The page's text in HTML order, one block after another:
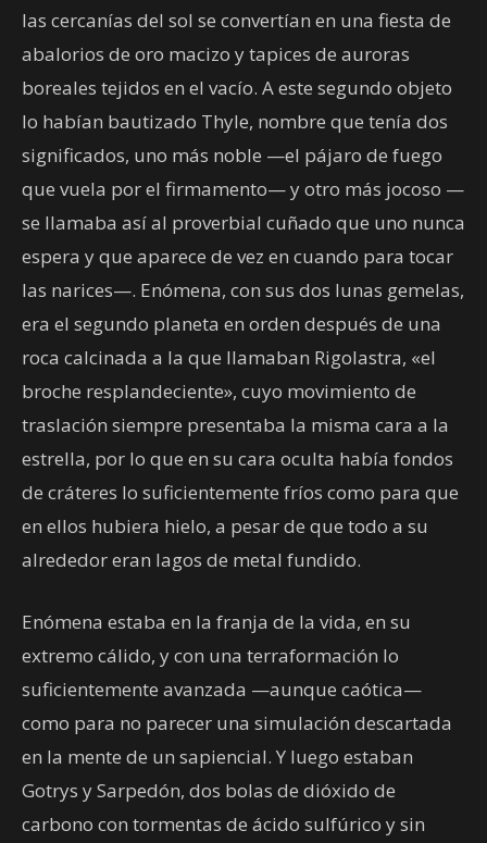
las cercanías del sol se convertían en una fiesta de
abalorios de oro macizo y tapices de auroras
boreales tejidos en el vacío. A este segundo objeto
lo habían bautizado Thyle, nombre que tenía dos
significados, uno más noble —el pájaro de fuego
que vuela por el firmamento— y otro más jocoso —
se llamaba así al proverbial cuñado que uno nunca
espera y que aparece de vez en cuando para tocar
las narices—. Enómena, con sus dos lunas gemelas,
era el segundo planeta en orden después de una
roca calcinada a la que llamaban Rigolastra, «el
broche resplandeciente», cuyo movimiento de
traslación siempre presentaba la misma cara a la
estrella, por lo que en su cara oculta había fondos
de cráteres lo suficientemente fríos como para que
en ellos hubiera hielo, a pesar de que todo a su
alrededor eran lagos de metal fundido.
Enómena estaba en la franja de la vida, en su
extremo cálido, y con una terraformación lo
suficientemente avanzada —aunque caótica—
como para no parecer una simulación descartada
en la mente de un sapiencial. Y luego estaban
Gotrys y Sarpedón, dos bolas de dióxido de
carbono con tormentas de ácido sulfúrico y sin